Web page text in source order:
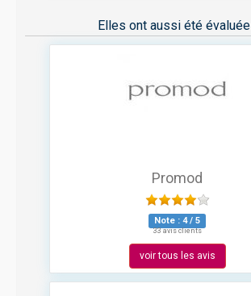
Elles ont aussi été
Promod
Note : 4/ 5
33 avis clients
voir tous les avis